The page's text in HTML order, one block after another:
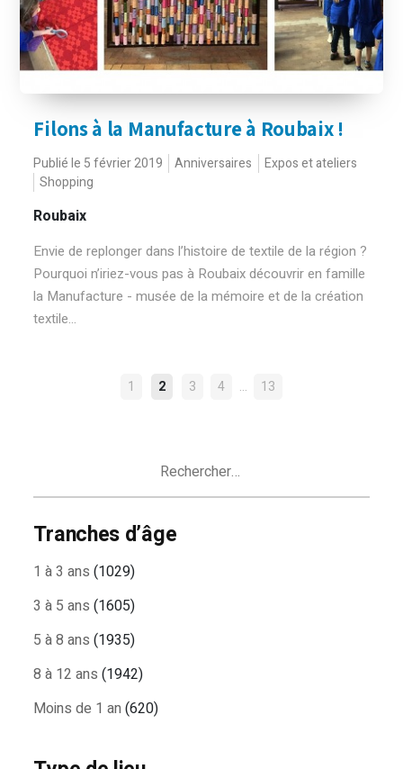
Filons à la Manufacture à Roubaix !
Publié le 5 février 2019 Anniversaires
Expos et ateliers
Shopping
Roubaix
Envie de replonger dans l’histoire de textile de la région ?
Pourquoi n’iriez-vous pas à Roubaix découvrir en famille
la Manufacture - musée de la mémoire et de la création
textile...
NAVIGATION
1 2 3 4 … 13
Tranches d’âge
1 à 3 ans (1029)
3 à 5 ans (1605)
5 à 8 ans (1935)
8 à 12 ans (1942)
Moins de 1 an (620)